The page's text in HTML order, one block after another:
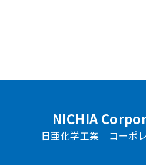
NICHIA
日亜化学工業 コーポ